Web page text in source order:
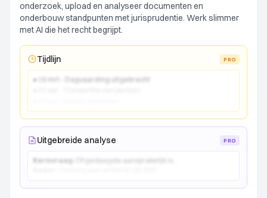
onderzoek, upload en analyseer documenten en
onderbouw standpunten met jurisprudentie. Werk slimmer
met AI die het recht begrijpt.
Tijdlijn PRO
● 15 mrt - Dagvaarding uitgebracht
Uitgebreide analyse PRO
Kernvraag: